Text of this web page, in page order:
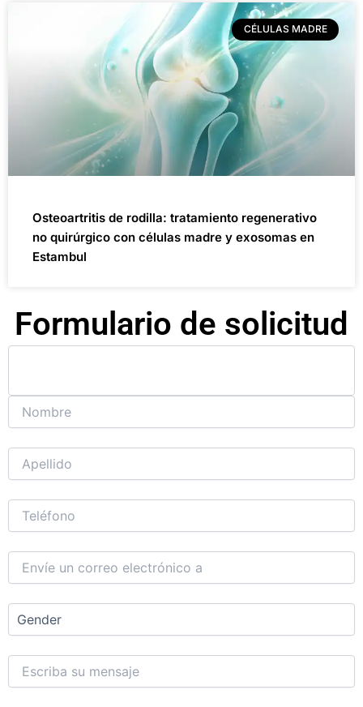
CÉLULAS MADRE
Osteoartritis de rodilla: tratamiento regenerativo
no quirúrgico con células madre y exosomas en
Estambul
Formulario de solicitud